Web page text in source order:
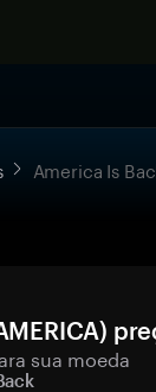
America Is
sua moeda